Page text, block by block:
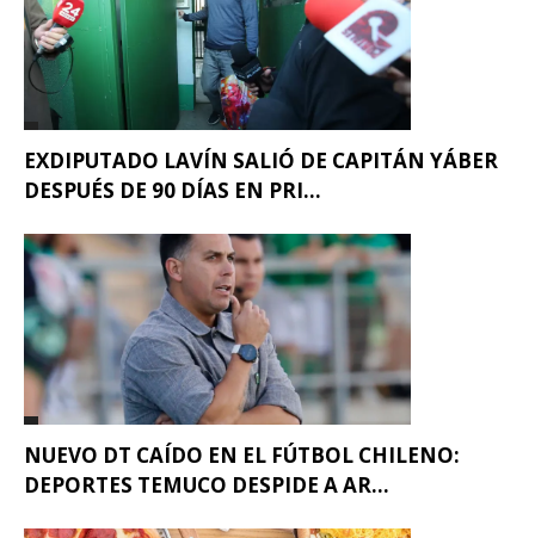
EXDIPUTADO LAVÍN SALIÓ DE CAPITÁN YÁBER
DESPUÉS DE 90 DÍAS EN PRI...
NUEVO DT CAÍDO EN EL FÚTBOL CHILENO:
DEPORTES TEMUCO DESPIDE A AR...